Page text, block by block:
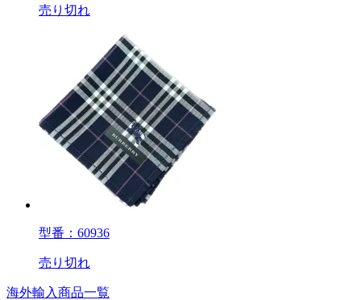
売り切れ
型番：60936
売り切れ
海外輸入商品一覧